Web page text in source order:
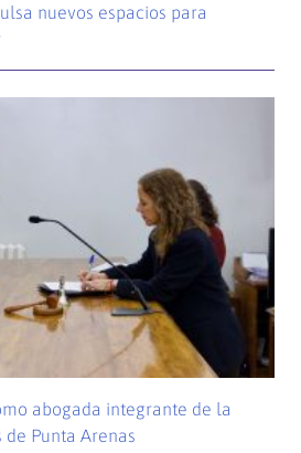
nuevos espacios para
abogada integrante de la
Punta Arenas